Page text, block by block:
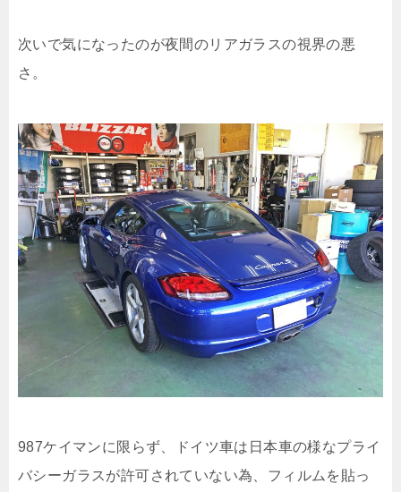
次いで気になったのが夜間のリアガラスの視界の悪
さ。
987ケイマンに限らず、ドイツ車は日本車の様なプライ
バシーガラスが許可されていない為、フィルムを貼っ